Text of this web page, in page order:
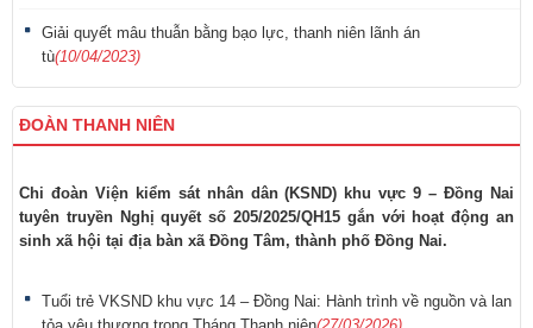
Giải quyết mâu thuẫn bằng bạo lực, thanh niên lãnh án
tù(10/04/2023)
ĐOÀN THANH NIÊN
Chi đoàn Viện kiểm sát nhân dân (KSND) khu vực 9 – Đồng Nai
tuyên truyền Nghị quyết số 205/2025/QH15 gắn với hoạt động an
sinh xã hội tại địa bàn xã Đồng Tâm, thành phố Đồng Nai.
Tuổi trẻ VKSND khu vực 14 – Đồng Nai: Hành trình về nguồn và lan